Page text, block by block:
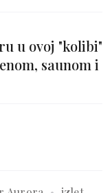
u ovoj "kolibi"
saunom i